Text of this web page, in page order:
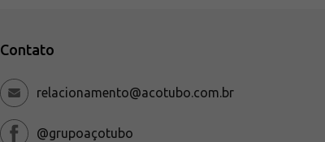
Contato
relacionamento@acotubo.com.br
@grupoaçotubo